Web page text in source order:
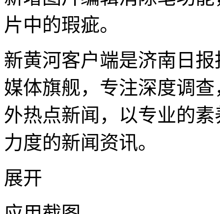
片中的瑕疵。
新黄河客户端是济南日
媒体旗舰，专注深度调
外热点新闻，以专业的
力度的新闻资讯。
展开